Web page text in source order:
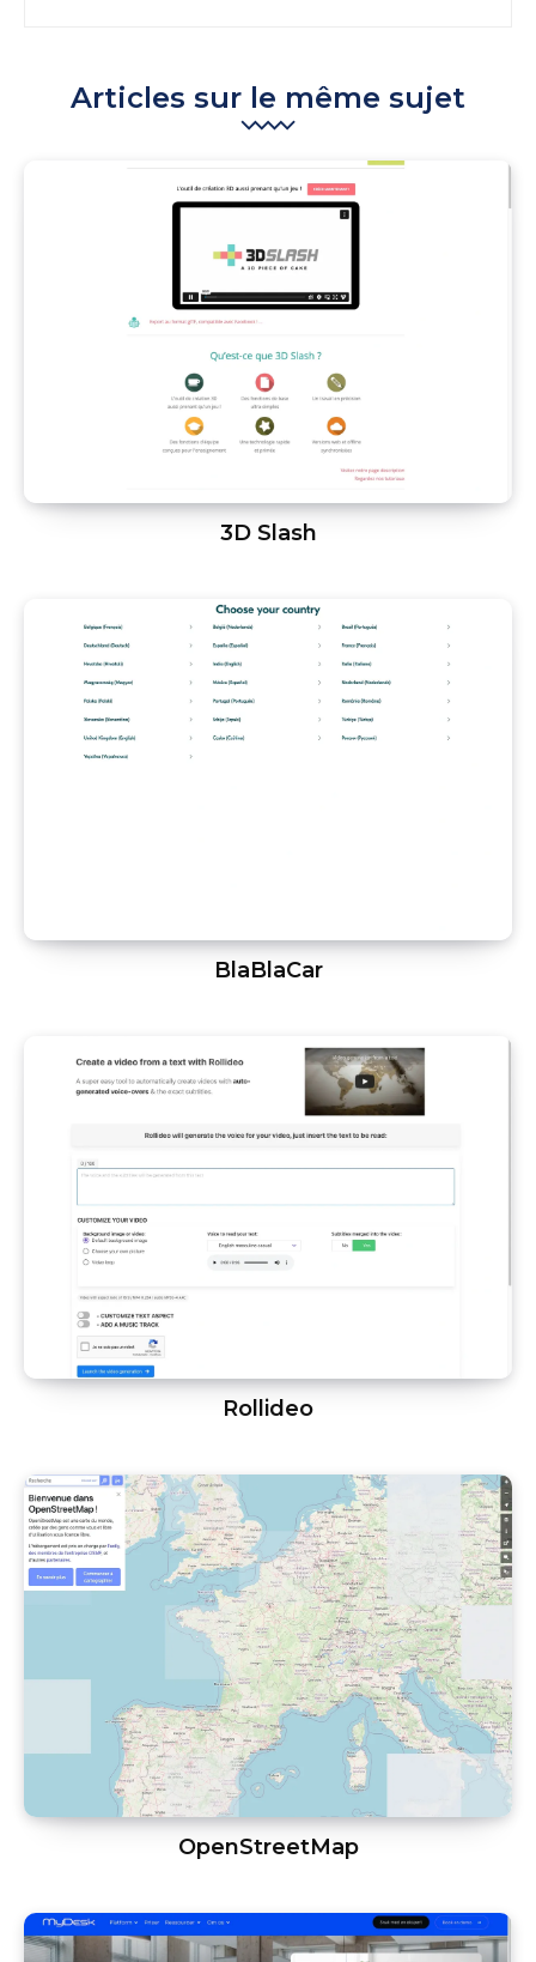
Articles sur le même sujet
3D Slash
BlaBlaCar
Rollideo
OpenStreetMap